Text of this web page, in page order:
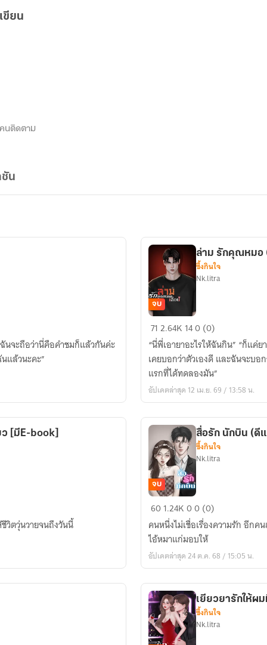
ขียน
คนติดตาม
น
แล้วนะคะ”
ล่าม
รัก
คุณ
หมอ
(เถื่อน)
จบ
ล่าม รักคุณหมอ
ซึ้งกินใจ
Nk.litra
712.64K 140 (0)
“นี่พี่เอายาอะไรให้ฉันกิน” “ก็แค่ยาปลุกเซ็กส์” “นี่พี่บ้าไปแล้วหรือไง พี่มันเลว” “ฉันไม่
เคยบอกว่าตัวเองดี และฉันจะบอ
แรกที่ได้ทดลองมัน”
อัปเดตล่าสุด 12 เม.ย. 69 / 13:58 น.
[มีE-book]
วิตวุ่นวายจนถึงวันนี้
สื่อ
นักบิน
(ดี
แลน&ผัก
จบ
สื่อรัก นักบิน (ดี
ซึ้งกินใจ
Nk.litra
601.24K00 (0)
คนหนึ่งไม่เชื่อเรื่องความรัก อีกค
ไอ้หมาแก่มอบให้
อัปเดตล่าสุด 24 ต.ค. 68 / 15:05 น.
เยียวยารักให้ผ
ซึ้งกินใจ
Nk.litra